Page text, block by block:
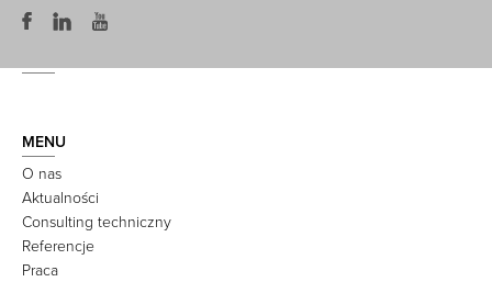
MENU
O nas
Aktualności
Consulting techniczny
Referencje
Praca